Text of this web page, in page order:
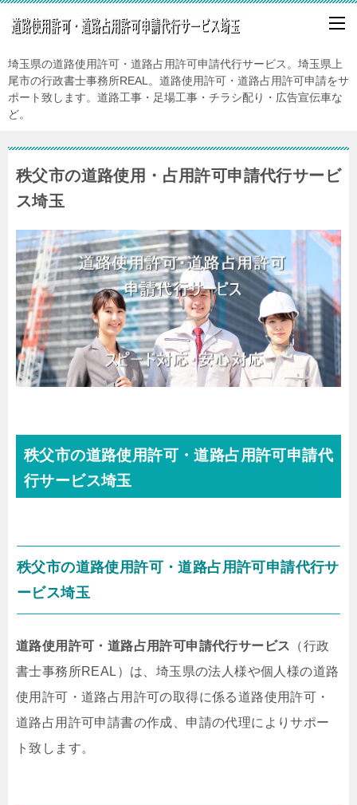
埼玉県の道路使用許可・道路占用許可申請代行サービス。埼玉県上
尾市の行政書士事務所REAL。道路使用許可・道路占用許可申請をサ
ポート致します。道路工事・足場工事・チラシ配り・広告宣伝車な
ど。
秩父市の道路使用・占用許可申請代行サービ
ス埼玉
秩父市の道路使用許可・道路占用許可申請代
行サービス埼玉
秩父市の道路使用許可・道路占用許可申請代行サ
ービス埼玉
道路使用許可・道路占用許可申請代行サービス （行政
書士事務所REAL）は、埼玉県の法人様や個人様の道路
使用許可・道路占用許可の取得に係る道路使用許可・
道路占用許可申請書の作成、申請の代理によりサポー
ト致します。